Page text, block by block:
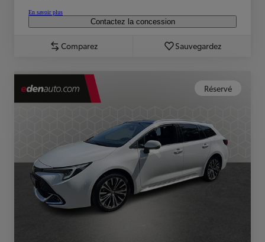
En savoir plus
Contactez la concession
Comparez Sauvegardez
Réservé